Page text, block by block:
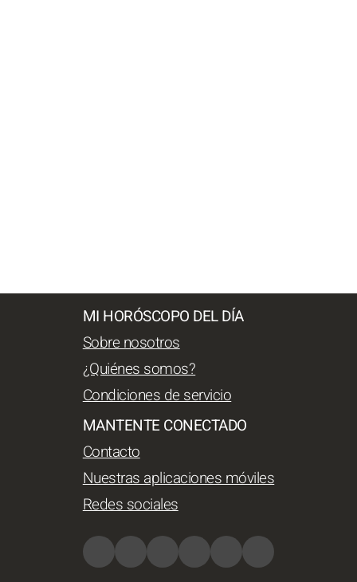
MI HORÓSCOPO DEL DÍA
Sobre nosotros
¿Quiénes somos?
Condiciones de servicio
MANTENTE CONECTADO
Contacto
Nuestras aplicaciones móviles
Redes sociales